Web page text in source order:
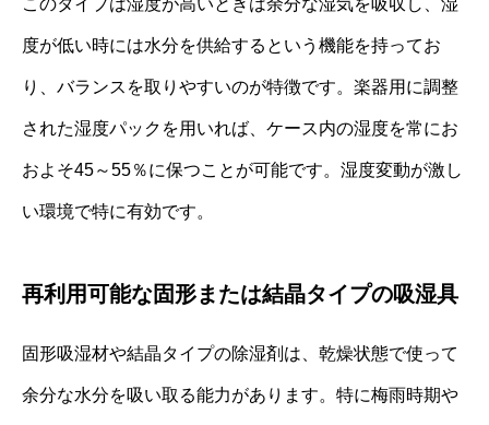
このタイプは湿度が高いときは余分な湿気を吸収し、湿
度が低い時には水分を供給するという機能を持ってお
り、バランスを取りやすいのが特徴です。楽器用に調整
された湿度パックを用いれば、ケース内の湿度を常にお
およそ45～55％に保つことが可能です。湿度変動が激し
い環境で特に有効です。
再利用可能な固形または結晶タイプの吸湿具
固形吸湿材や結晶タイプの除湿剤は、乾燥状態で使って
余分な水分を吸い取る能力があります。特に梅雨時期や